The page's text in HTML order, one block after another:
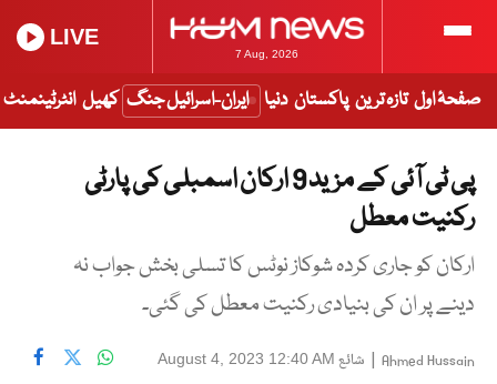
7 Aug, 2026
LIVE
صفحۂ اول تازہ ترین پاکستان دنیا ایران-اسرائیل جنگ کھیل انٹرٹینمنٹ
پی ٹی آئی کے مزید 9 ارکان اسمبلی کی پارٹی
رکنیت معطل
ارکان کو جاری کردہ شوکاز نوٹس کا تسلی بخش جواب نہ
دینے پر ان کی بنیادی رکنیت معطل کی گئی۔
Ahmed Hussain
| شائع August 4, 2023 12:40 AM